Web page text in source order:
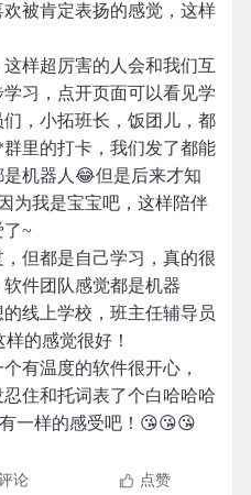
被肯定表扬的感觉，这样
样超厉害的人会和我们互
习，点开页面可以看见学
，小拓班长，饭团儿，都
里的打卡，我们发了都能
机器人😂但是后来才知
为我是宝宝吧，这样陪伴
了~
但都是自己学习，真的很
件团队感觉都是机器
线上学校，班主任辅导员
的感觉很好！
有温度的软件很开心，
住和托词表了个白哈哈哈
一样的感受吧！😘😘😘
论 点赞